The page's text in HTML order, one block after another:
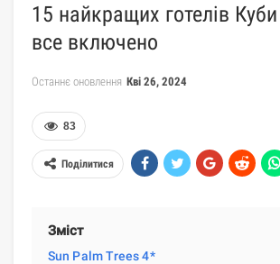
15 найкращих готелів Куби
все включено
Останнє оновлення Кві 26, 2024
83
Поділитися
Зміст
Sun Palm Trees 4*